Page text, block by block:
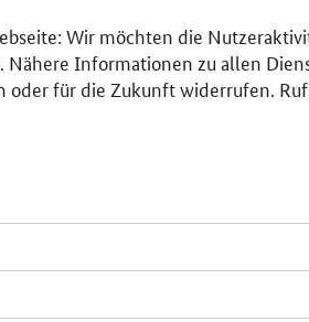
Wir möchten die
Informationen zu allen
für die Zukunft widerrufen.